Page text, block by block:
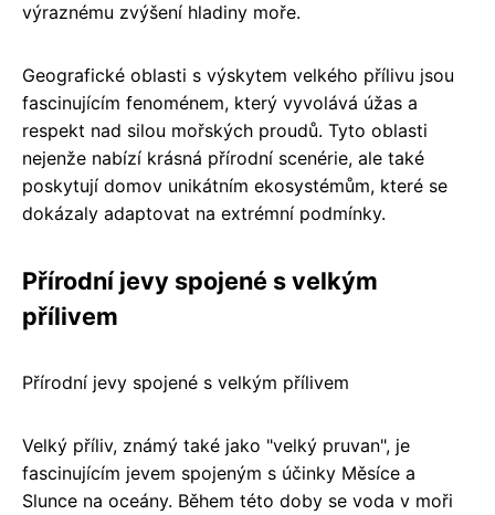
výraznému zvýšení hladiny moře.
Geografické oblasti s výskytem velkého přílivu jsou
fascinujícím fenoménem, který vyvolává úžas a
respekt nad silou mořských proudů. Tyto oblasti
nejenže nabízí krásná přírodní scenérie, ale také
poskytují domov unikátním ekosystémům, které se
dokázaly adaptovat na extrémní podmínky.
Přírodní jevy spojené s velkým
přílivem
Přírodní jevy spojené s velkým přílivem
Velký příliv, známý také jako "velký pruvan", je
fascinujícím jevem spojeným s účinky Měsíce a
Slunce na oceány. Během této doby se voda v moři